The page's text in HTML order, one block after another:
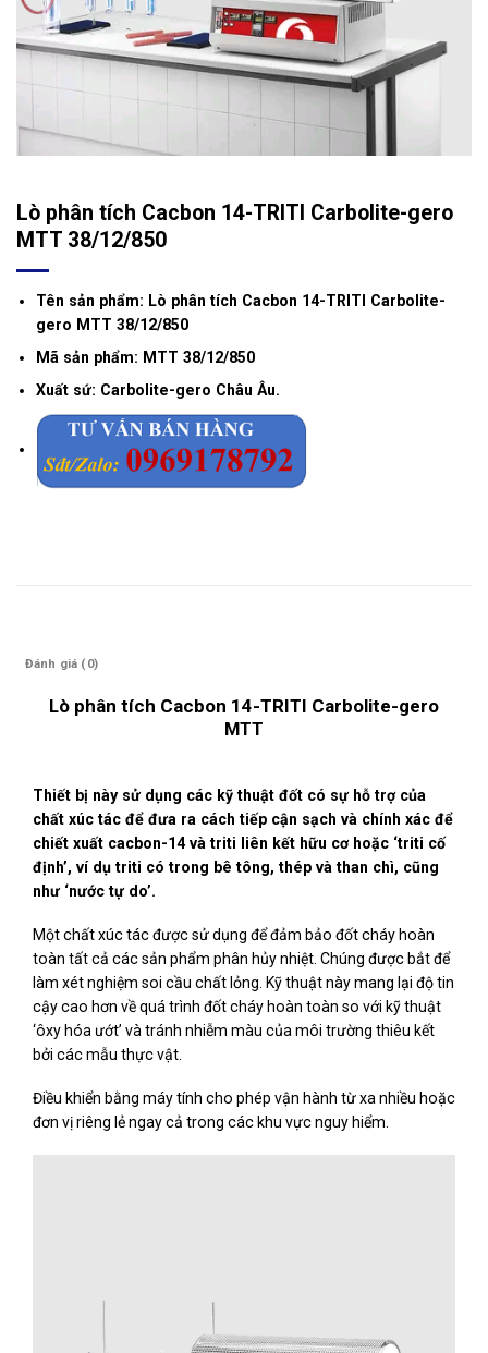
Lò phân tích Cacbon 14-TRITI Carbolite-gero
MTT 38/12/850
Tên sản phẩm: Lò phân tích Cacbon 14-TRITI Carbolite-
gero MTT 38/12/850
Mã sản phẩm: MTT 38/12/850
Xuất sứ: Carbolite-gero Châu Âu.
Đánh giá (0)
Lò phân tích Cacbon 14-TRITI Carbolite-gero
MTT
Thiết bị này sử dụng các kỹ thuật đốt có sự hỗ trợ của
chất xúc tác để đưa ra cách tiếp cận sạch và chính xác để
chiết xuất cacbon-14 và triti liên kết hữu cơ hoặc ‘triti cố
định’, ví dụ triti có trong bê tông, thép và than chì, cũng
như ‘nước tự do’.
Một chất xúc tác được sử dụng để đảm bảo đốt cháy hoàn
toàn tất cả các sản phẩm phân hủy nhiệt. Chúng được bắt để
làm xét nghiệm soi cầu chất lỏng. Kỹ thuật này mang lại độ tin
cậy cao hơn về quá trình đốt cháy hoàn toàn so với kỹ thuật
‘ôxy hóa ướt’ và tránh nhiễm màu của môi trường thiêu kết
bởi các mẫu thực vật.
Điều khiển bằng máy tính cho phép vận hành từ xa nhiều hoặc
đơn vị riêng lẻ ngay cả trong các khu vực nguy hiểm.